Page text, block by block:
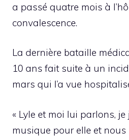
a passé quatre mois à
convalescence.
La dernière bataille
10 ans fait suite à un
mars qui l’a vue
« Lyle et moi lui parlons, je
musique pour elle et